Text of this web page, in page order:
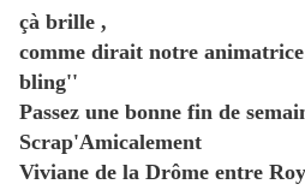
çà brille ,
comme dirait notre
bling''
Passez une bonne fin de
Scrap'Amicalement
Viviane de la Drôme entre